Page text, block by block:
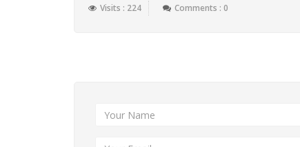
Visits : 224 Comments : 0